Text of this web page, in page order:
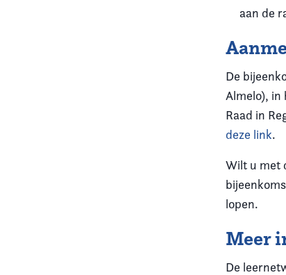
aan de
De
Almelo), in
Raad in
deze link.
Wilt u met
lopen.
Meer
De